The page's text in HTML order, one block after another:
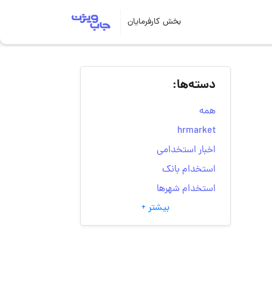
بخش کارفرمایان
دسته‌ها:
همه
hrmarket
اخبار استخدامی
استخدام بانک
استخدام شهرها
انتخاب مسیر شغلی
به‌روزرسانی‌های سایت
بیشتر +